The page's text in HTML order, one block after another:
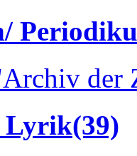
der
Lyrik(39)